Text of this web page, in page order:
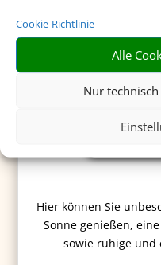
Cookie-Richtlinie
Alle
Nur
Sunprime
Hier können Sie
Sonne genießen,
sowie ruhige und